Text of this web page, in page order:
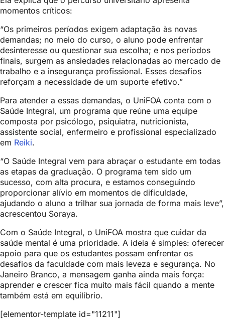
momentos críticos:
“Os primeiros períodos exigem adaptação às novas
demandas; no meio do curso, o aluno pode enfrentar
desinteresse ou questionar sua escolha; e nos períodos
finais, surgem as ansiedades relacionadas ao mercado de
trabalho e a insegurança profissional. Esses desafios
reforçam a necessidade de um suporte efetivo.”
Para atender a essas demandas, o UniFOA conta com o
Saúde Integral, um programa que reúne uma equipe
composta por psicólogo, psiquiatra, nutricionista,
assistente social, enfermeiro e profissional especializado
em Reiki.
“O Saúde Integral vem para abraçar o estudante em todas
as etapas da graduação. O programa tem sido um
sucesso, com alta procura, e estamos conseguindo
proporcionar alívio em momentos de dificuldade,
ajudando o aluno a trilhar sua jornada de forma mais leve”,
acrescentou Soraya.
Com o Saúde Integral, o UniFOA mostra que cuidar da
saúde mental é uma prioridade. A ideia é simples: oferecer
apoio para que os estudantes possam enfrentar os
desafios da faculdade com mais leveza e segurança. No
Janeiro Branco, a mensagem ganha ainda mais força:
aprender e crescer fica muito mais fácil quando a mente
também está em equilíbrio.
[elementor-template id="11211"]